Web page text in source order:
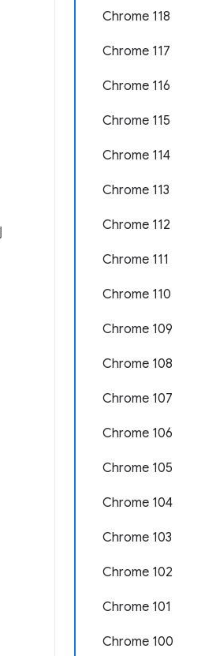
Chrome 118
Chrome 117
Chrome 116
Chrome 115
Chrome 114
Chrome 113
Chrome 112
Chrome 111
Chrome 110
Chrome 109
Chrome 108
Chrome 107
Chrome 106
Chrome 105
Chrome 104
Chrome 103
Chrome 102
Chrome 101
Chrome 100